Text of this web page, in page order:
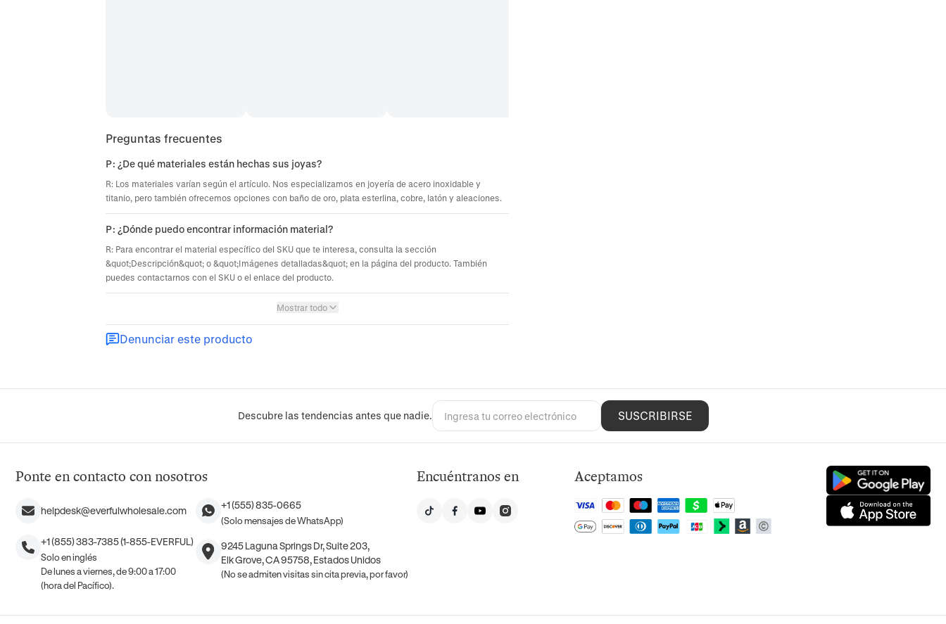
Preguntas frecuentes
P: ¿De qué materiales están hechas sus joyas?
R: Los materiales varían según el artículo. Nos especializamos en joyería de acero inoxidable y
titanio, pero también ofrecemos opciones con baño de oro, plata esterlina, cobre, latón y aleaciones.
P: ¿Dónde puedo encontrar información material?
R: Para encontrar el material específico del SKU que te interesa, consulta la sección
&quot;Descripción&quot; o &quot;Imágenes detalladas&quot; en la página del producto. También
puedes contactarnos con el SKU o el enlace del producto.
Mostrar todo
Denunciar este producto
Descubre las tendencias antes que nadie. SUSCRIBIRSE
Ponte en contacto con nosotros
helpdesk@everfulwholesale.com
+1 (855) 383-7385 (1-855-EVERFUL)
Solo en inglés
De lunes a viernes, de 9:00 a 17:00
(hora del Pacífico).
+1 (555) 835-0665
(Solo mensajes de WhatsApp)
9245 Laguna Springs Dr, Suite 203,
Elk Grove, CA 95758, Estados Unidos
(No se admiten visitas sin cita previa, por favor)
Encuéntranos en Aceptamos